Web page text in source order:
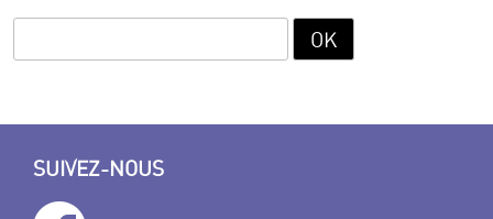
SUIVEZ-NOUS